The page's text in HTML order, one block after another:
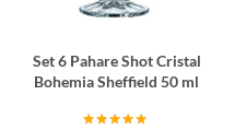
Set 6 Pahare Shot Cristal
Bohemia Sheffield 50 ml